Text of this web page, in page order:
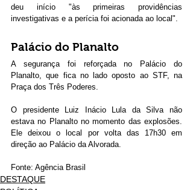
deu início "às primeiras providências
investigativas e a perícia foi acionada ao local".
Palácio do Planalto
A segurança foi reforçada no Palácio do
Planalto, que fica no lado oposto ao STF, na
Praça dos Três Poderes.
O presidente Luiz Inácio Lula da Silva não
estava no Planalto no momento das explosões.
Ele deixou o local por volta das 17h30 em
direção ao Palácio da Alvorada.
Fonte: Agência Brasil
DESTAQUE